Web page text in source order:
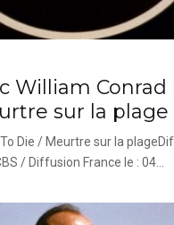
William Conrad
sur la plage
Die / Meurtre sur la
/ Diffusion France le : 04...